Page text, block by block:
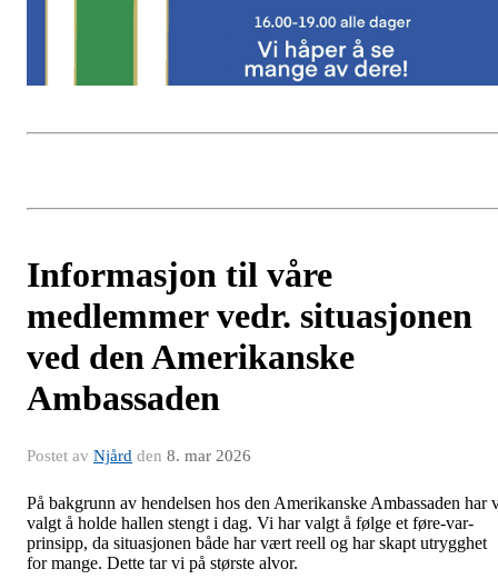
Informasjon til våre
medlemmer vedr. situasjonen
ved den Amerikanske
Ambassaden
Postet av Njård den 8. mar 2026
På bakgrunn av hendelsen hos den Amerikanske Ambassaden har
valgt å holde hallen stengt i dag. Vi har valgt å følge et føre-var-
prinsipp, da situasjonen både har vært reell og har skapt utrygghet
for mange. Dette tar vi på største alvor.